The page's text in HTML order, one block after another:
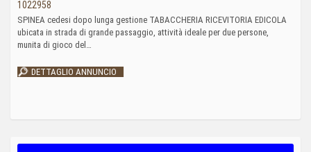
1022958
SPINEA cedesi dopo lunga gestione TABACCHERIA RICEVITORIA EDICOLA
ubicata in strada di grande passaggio, attività ideale per due persone,
munita di gioco del…
DETTAGLIO ANNUNCIO